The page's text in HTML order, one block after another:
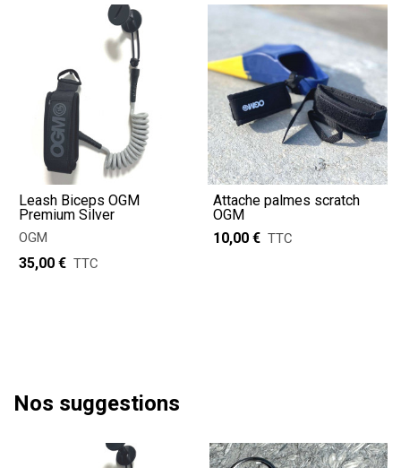
Leash Biceps OGM
Premium Silver
OGM
35,00 € TTC
Attache palmes scratch
OGM
10,00 € TTC
Nos suggestions